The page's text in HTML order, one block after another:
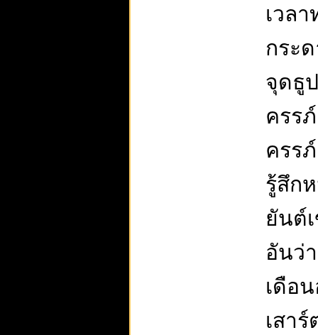
เวล
กระ
จุดธู
ครร
ครร
รู้สึก
ยันต์
อันว่
เดือ
เสา